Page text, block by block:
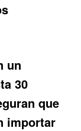
un
30
que
importar